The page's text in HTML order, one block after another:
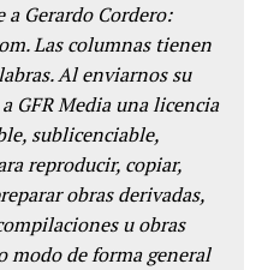
a Gerardo Cordero:
Las columnas tienen
Al enviarnos su
GFR Media una licencia
sublicenciable,
reproducir, copiar,
obras derivadas,
u obras
modo de forma general